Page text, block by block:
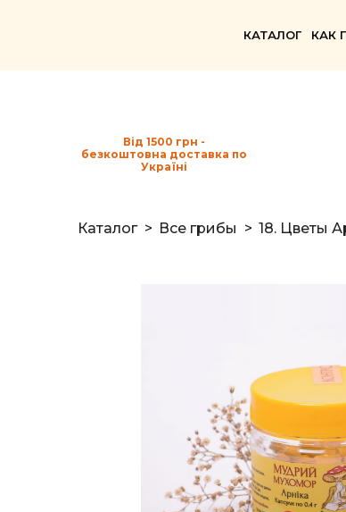
КАТАЛОГ КАК
Від 1500 грн -
безкоштовна доставка по
Україні
Каталог Все грибы 18. Цветы